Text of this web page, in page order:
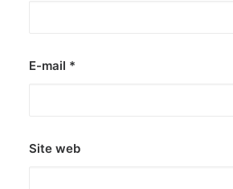
E-mail *
Site web